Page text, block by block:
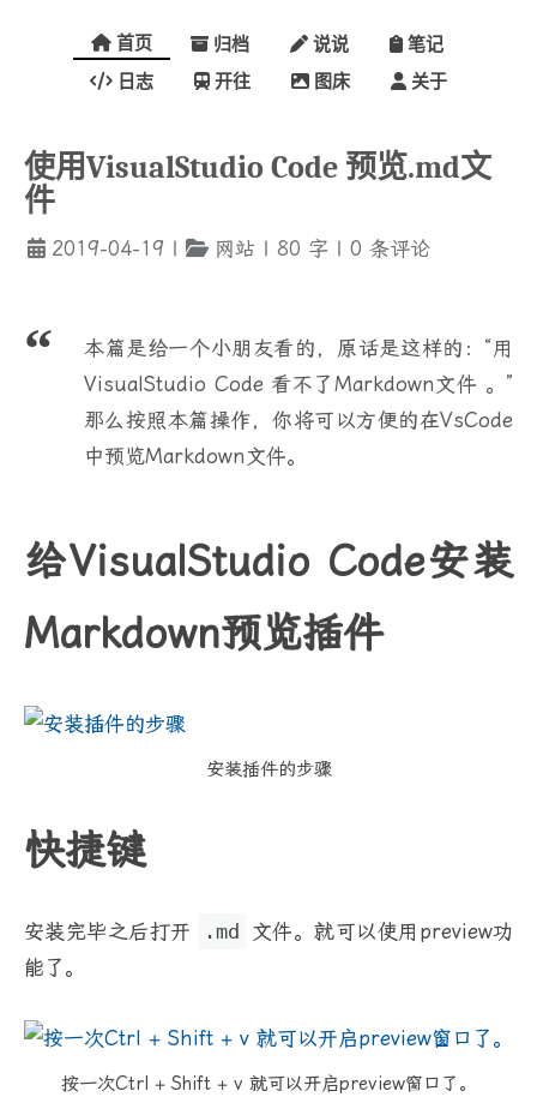
首页 归档 说说 笔记
日志 开往 图床 关于
使用VisualStudio Code 预览.md文
件
2019-04-19 | 网站 | 80 字 | 0 条评论
本篇是给一个小朋友看的，原话是这样的：“用
VisualStudio Code 看不了Markdown文件 。”
那么按照本篇操作，你将可以方便的在VsCode
中预览Markdown文件。
给VisualStudio Code安装
Markdown预览插件
安装插件的步骤
快捷键
安装完毕之后打开 .md 文件。就可以使用preview功
能了。
按一次Ctrl + Shift + v 就可以开启preview窗口了。